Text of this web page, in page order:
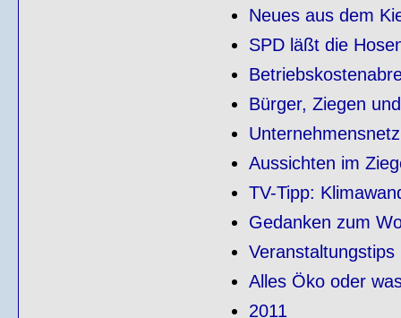
Neues aus dem
SPD läßt die
Bürger, Ziegen
Aussichten im
TV-Tipp:
Gedanken zum
Veranstaltungstips
Alles Öko oder
2011